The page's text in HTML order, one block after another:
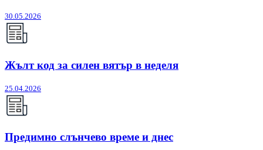
30.05.2026
Жълт код за силен вятър в неделя
25.04.2026
Предимно слънчево време и днес